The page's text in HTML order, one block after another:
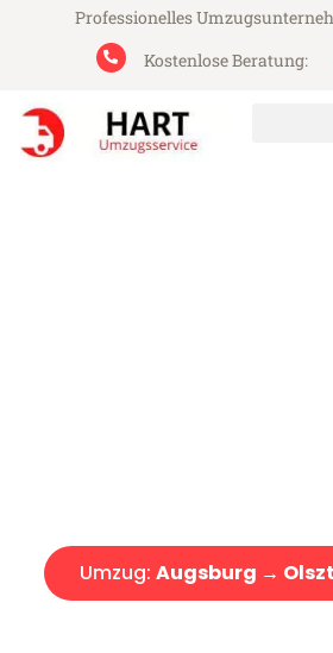
Professionelles
Kostenlose Beratung:
Umzug: Augsburg →